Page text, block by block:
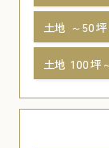
土地 ～50坪
土地 100坪